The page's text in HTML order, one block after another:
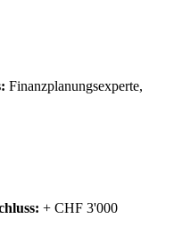
: Finanzplanungsexperte,
: + CHF 3'000